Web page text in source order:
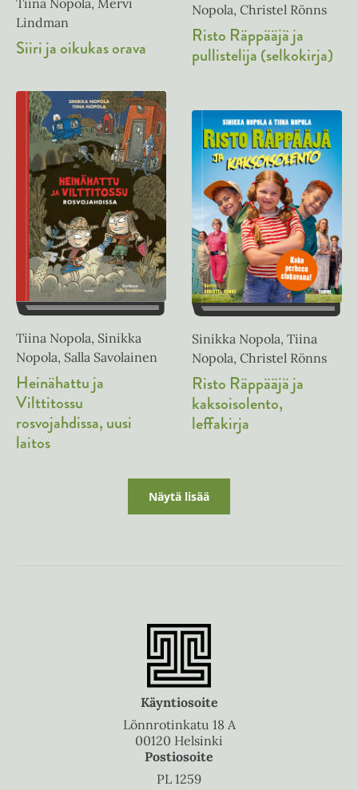
Tiina Nopola, Mervi
Lindman
Siiri ja oikukas orava
Nopola, Christel Rönns
Risto Räppääjä ja
pullistelija (selkokirja)
Tiina Nopola, Sinikka
Nopola, Salla Savolainen
Heinähattu ja
Vilttitossu
rosvojahdissa, uusi
laitos
Sinikka Nopola, Tiina
Nopola, Christel Rönns
Risto Räppääjä ja
kaksoisolento,
leffakirja
Näytä lisää
Käyntiosoite
Lönnrotinkatu 18 A
00120 Helsinki
Postiosoite
PL 1259